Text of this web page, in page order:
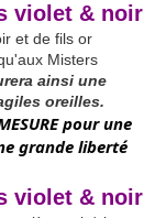
violet & noir
et de fils or
Misters
ainsi une
oreilles.
pour une
grande liberté
violet & noir